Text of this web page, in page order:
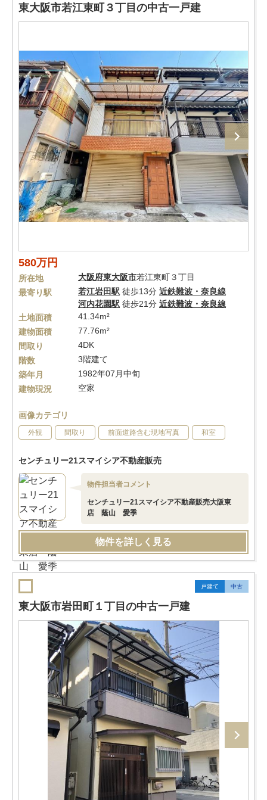
東大阪市若江東町３丁目の中古一戸建
580万円
所在地 大阪府東大阪市若江東町３丁目
最寄り駅
若江岩田駅 徒歩13分 近鉄難波・奈良線
河内花園駅 徒歩21分 近鉄難波・奈良線
土地面積
41.34m²
建物面積
77.76m²
間取り
4DK
階数
3階建て
築年月
1982年07月中旬
建物現況
空家
画像カテゴリ
外観 間取り 前面道路含む現地写真 和室
センチュリー21スマイシア不動産販売
物件担当者コメント
センチュリー21スマイシア不動産販売大阪東
店 蔭山 愛季
物件を詳しく見る
戸建て 中古
東大阪市岩田町１丁目の中古一戸建